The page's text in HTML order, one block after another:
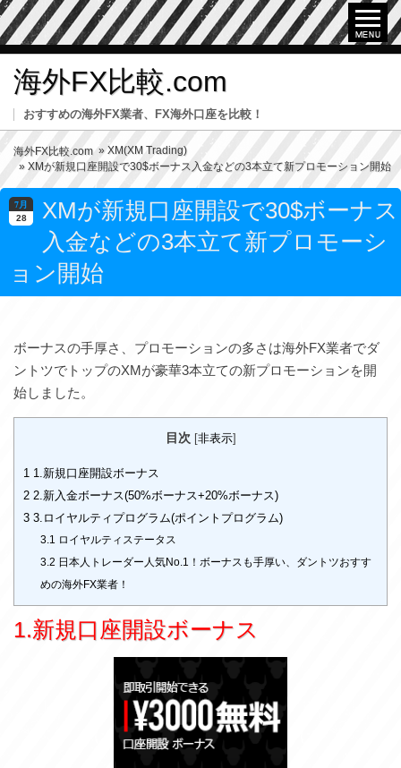
海外FX比較.com
おすすめの海外FX業者、FX海外口座を比較！
海外FX比較.com » XM(XM Trading)
» XMが新規口座開設で30$ボーナス入金などの3本立て新プロモーション開始
7月
28
XMが新規口座開設で30$ボーナス
入金などの3本立て新プロモーシ
ョン開始
ボーナスの手厚さ、プロモーションの多さは海外FX業者でダ
ントツでトップのXMが豪華3本立ての新プロモーションを開
始しました。
目次 [非表示]
1 1.新規口座開設ボーナス
2 2.新入金ボーナス(50%ボーナス+20%ボーナス)
3 3.ロイヤルティプログラム(ポイントプログラム)
3.1 ロイヤルティステータス
3.2 日本人トレーダー人気No.1！ボーナスも手厚い、ダントツおすす
めの海外FX業者！
1.新規口座開設ボーナス